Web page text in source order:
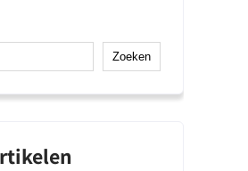
Zoeken